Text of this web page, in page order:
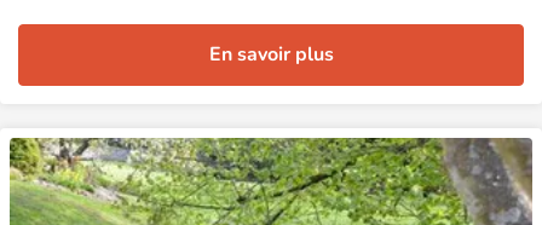
En savoir plus